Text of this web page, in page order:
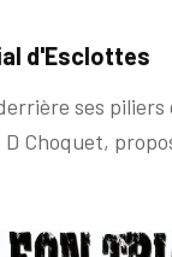
d'Esclottes
ses piliers
Choquet,